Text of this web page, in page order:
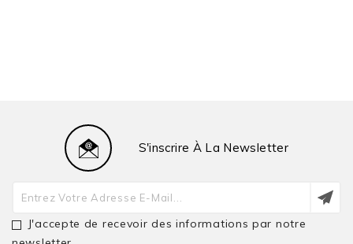
S'inscrire À La Newsletter
J'accepte de recevoir des informations par notre